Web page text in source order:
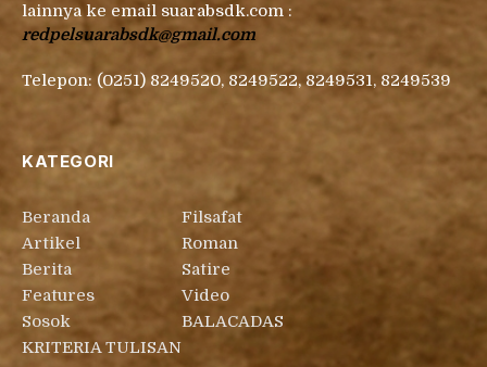
lainnya ke email suarabsdk.com :
redpelsuarabsdk@gmail.com
Telepon: (0251) 8249520, 8249522, 8249531, 8249539
KATEGORI
Beranda
Artikel
Berita
Features
Sosok
KRITERIA TULISAN
Filsafat
Roman
Satire
Video
BALACADAS